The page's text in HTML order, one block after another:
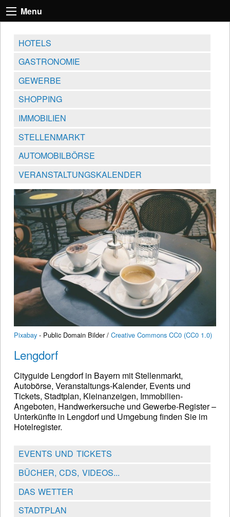
Menu
HOTELS
GASTRONOMIE
GEWERBE
SHOPPING
IMMOBILIEN
STELLENMARKT
AUTOMOBILBÖRSE
VERANSTALTUNGSKALENDER
Pixabay - Public Domain Bilder / Creative Commons CC0 (CC0 1.0)
Lengdorf
Cityguide Lengdorf in Bayern mit Stellenmarkt,
Autobörse, Veranstaltungs-Kalender, Events und
Tickets, Stadtplan, Kleinanzeigen, Immobilien-
Angeboten, Handwerkersuche und Gewerbe-Register –
Unterkünfte in Lengdorf und Umgebung finden Sie im
Hotelregister.
EVENTS UND TICKETS
BÜCHER, CDS, VIDEOS...
DAS WETTER
STADTPLAN